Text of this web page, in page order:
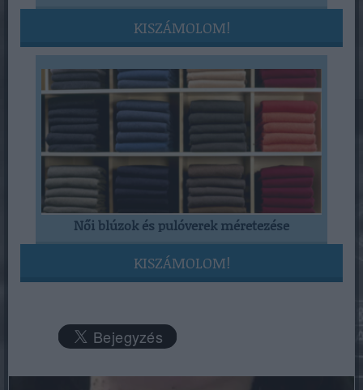
KISZÁMOLOM!
Női blúzok és pulóverek méretezése
KISZÁMOLOM!